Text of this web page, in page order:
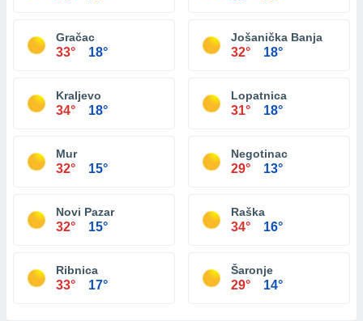
Gračac
33° 18°
Jošanička Banja
32° 18°
Kraljevo
34° 18°
Lopatnica
31° 18°
Mur
32° 15°
Negotinac
29° 13°
Novi Pazar
32° 15°
Raška
34° 16°
Ribnica
33° 17°
Šaronje
29° 14°